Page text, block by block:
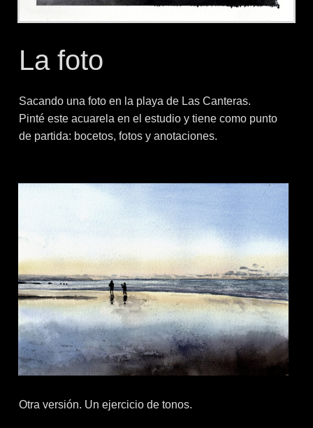
La foto
Sacando una foto en la playa de Las Canteras.
Pinté este acuarela en el estudio y tiene como punto
de partida: bocetos, fotos y anotaciones.
Otra versión. Un ejercicio de tonos.